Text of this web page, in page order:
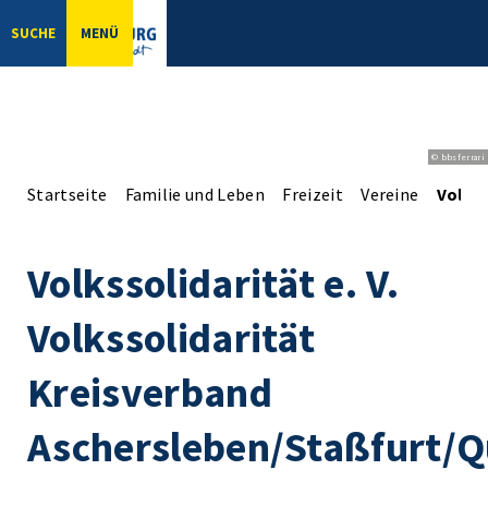
SUCHE MENÜ
© bbsferrari
Startseite Familie und Leben Freizeit Vereine
Volkssolidarität e. V.
Volkssolidarität
Kreisverband
Aschersleben/Staßfurt/